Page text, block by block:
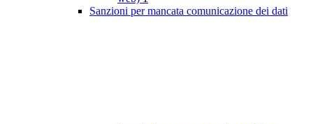
Sanzioni per mancata comunicazione dei dati